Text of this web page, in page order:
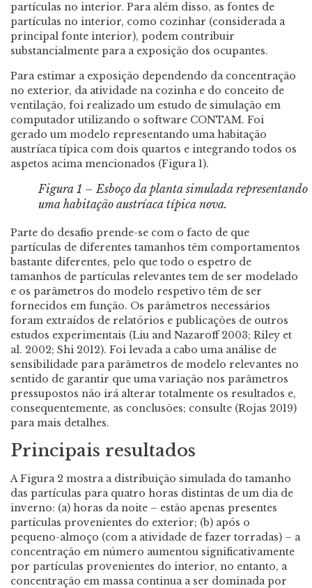
partículas no interior. Para além disso, as fontes de
partículas no interior, como cozinhar (considerada a
principal fonte interior), podem contribuir
substancialmente para a exposição dos ocupantes.
Para estimar a exposição dependendo da concentração
no exterior, da atividade na cozinha e do conceito de
ventilação, foi realizado um estudo de simulação em
computador utilizando o software CONTAM. Foi
gerado um modelo representando uma habitação
austríaca típica com dois quartos e integrando todos os
aspetos acima mencionados (Figura 1).
Figura 1 – Esboço da planta simulada representando
uma habitação austríaca típica nova.
Parte do desafio prende-se com o facto de que
partículas de diferentes tamanhos têm comportamentos
bastante diferentes, pelo que todo o espetro de
tamanhos de partículas relevantes tem de ser modelado
e os parâmetros do modelo respetivo têm de ser
fornecidos em função. Os parâmetros necessários
foram extraídos de relatórios e publicações de outros
estudos experimentais (Liu and Nazaroff 2003; Riley et
al. 2002; Shi 2012). Foi levada a cabo uma análise de
sensibilidade para parâmetros de modelo relevantes no
sentido de garantir que uma variação nos parâmetros
pressupostos não irá alterar totalmente os resultados e,
consequentemente, as conclusões; consulte (Rojas 2019)
para mais detalhes.
Principais resultados
A Figura 2 mostra a distribuição simulada do tamanho
das partículas para quatro horas distintas de um dia de
inverno: (a) horas da noite – estão apenas presentes
partículas provenientes do exterior; (b) após o
pequeno-almoço (com a atividade de fazer torradas) – a
concentração em número aumentou significativamente
por partículas provenientes do interior, no entanto, a
concentração em massa continua a ser dominada por